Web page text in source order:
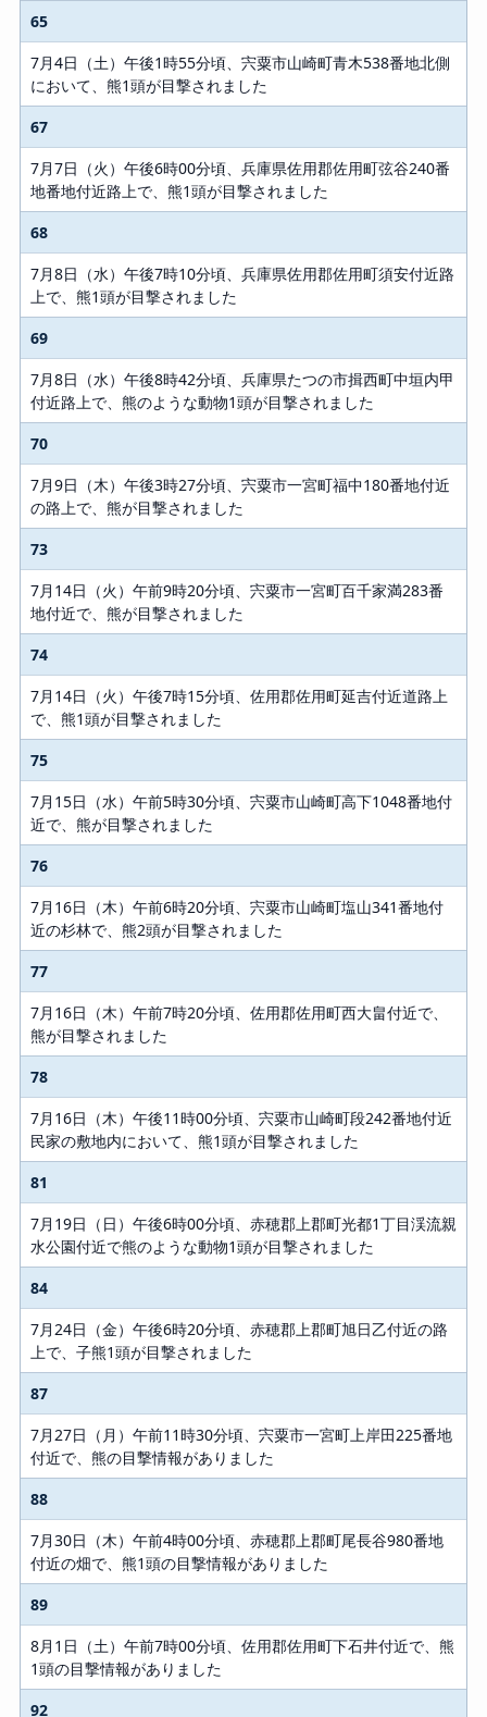
65
7月4日（土）午後1時55分頃、宍粟市山崎町青木538番地北側
において、熊1頭が目撃されました
67
7月7日（火）午後6時00分頃、兵庫県佐用郡佐用町弦谷240番
地番地付近路上で、熊1頭が目撃されました
68
7月8日（水）午後7時10分頃、兵庫県佐用郡佐用町須安付近路
上で、熊1頭が目撃されました
69
7月8日（水）午後8時42分頃、兵庫県たつの市揖西町中垣内甲
付近路上で、熊のような動物1頭が目撃されました
70
7月9日（木）午後3時27分頃、宍粟市一宮町福中180番地付近
の路上で、熊が目撃されました
73
7月14日（火）午前9時20分頃、宍粟市一宮町百千家満283番
地付近で、熊が目撃されました
74
7月14日（火）午後7時15分頃、佐用郡佐用町延吉付近道路上
で、熊1頭が目撃されました
75
7月15日（水）午前5時30分頃、宍粟市山崎町高下1048番地付
近で、熊が目撃されました
76
7月16日（木）午前6時20分頃、宍粟市山崎町塩山341番地付
近の杉林で、熊2頭が目撃されました
77
7月16日（木）午前7時20分頃、佐用郡佐用町西大畠付近で、
熊が目撃されました
78
7月16日（木）午後11時00分頃、宍粟市山崎町段242番地付近
民家の敷地内において、熊1頭が目撃されました
81
7月19日（日）午後6時00分頃、赤穂郡上郡町光都1丁目渓流親
水公園付近で熊のような動物1頭が目撃されました
84
7月24日（金）午後6時20分頃、赤穂郡上郡町旭日乙付近の路
上で、子熊1頭が目撃されました
87
7月27日（月）午前11時30分頃、宍粟市一宮町上岸田225番地
付近で、熊の目撃情報がありました
88
7月30日（木）午前4時00分頃、赤穂郡上郡町尾長谷980番地
付近の畑で、熊1頭の目撃情報がありました
89
8月1日（土）午前7時00分頃、佐用郡佐用町下石井付近で、熊
1頭の目撃情報がありました
92